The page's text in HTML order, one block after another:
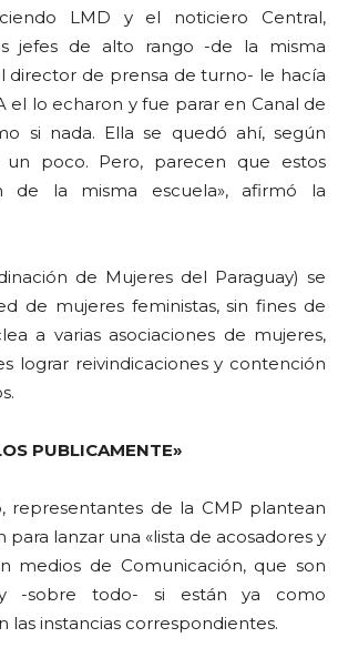
LMD y el noticiero Central,
jefes de alto rango -de la misma
director de prensa de turno- le hacía
el lo echaron y fue parar en Canal de
si nada. Ella se quedó ahí, según
un poco. Pero, parecen que estos
de la misma escuela», afirmó la
de Mujeres del Paraguay) se
de mujeres feministas, sin fines de
a varias asociaciones de mujeres,
lograr reivindicaciones y contención
PUBLICAMENTE»
representantes de la CMP plantean
para lanzar una «lista de acosadores y
medios de Comunicación, que son
y -sobre todo- si están ya como
las instancias correspondientes.